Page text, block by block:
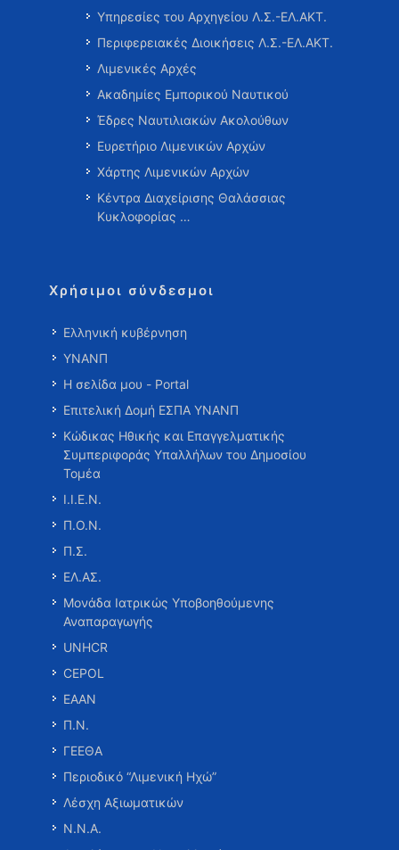
Υπηρεσίες του Αρχηγείου Λ.Σ.-ΕΛ.ΑΚΤ.
Περιφερειακές Διοικήσεις Λ.Σ.-ΕΛ.ΑΚΤ.
Λιμενικές Αρχές
Ακαδημίες Εμπορικού Ναυτικού
Έδρες Ναυτιλιακών Ακολούθων
Ευρετήριο Λιμενικών Αρχών
Χάρτης Λιμενικών Αρχών
Κέντρα Διαχείρισης Θαλάσσιας
Κυκλοφορίας …
Χρήσιμοι σύνδεσμοι
Ελληνική κυβέρνηση
ΥΝΑΝΠ
Η σελίδα μου - Portal
Επιτελική Δομή ΕΣΠΑ ΥΝΑΝΠ
Κώδικας Ηθικής και Επαγγελματικής
Συμπεριφοράς Υπαλλήλων του Δημοσίου
Τομέα
Ι.Ι.Ε.Ν.
Π.Ο.Ν.
Π.Σ.
ΕΛ.ΑΣ.
Μονάδα Ιατρικώς Υποβοηθούμενης
Αναπαραγωγής
UNHCR
CEPOL
ΕΑΑΝ
Π.Ν.
ΓΕΕΘΑ
Περιοδικό “Λιμενική Ηχώ”
Λέσχη Αξιωματικών
Ν.Ν.Α.